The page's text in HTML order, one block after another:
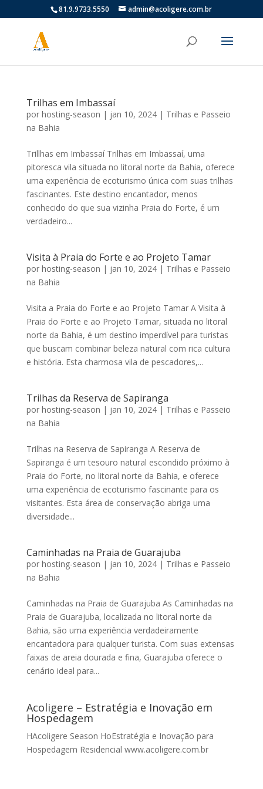
81.9.9733.5550 admin@acoligere.com.br
Trilhas em Imbassaí
por hosting-season | jan 10, 2024| Trilhas e Passeio
na Bahia
Trillhas em Imbassaí Trilhas em Imbassaí, uma
pitoresca vila situada no litoral norte da Bahia, oferece
uma experiência de ecoturismo única com suas trilhas
fascinantes. Este destino encantador, menos
conhecido do que sua vizinha Praia do Forte, é um
verdadeiro...
Visita à Praia do Forte e ao Projeto Tamar
por hosting-season | jan 10, 2024| Trilhas e Passeio
na Bahia
Visita a Praia do Forte e ao Projeto Tamar A Visita à
Praia do Forte e ao Projeto Tamar, situada no litoral
norte da Bahia, é um destino imperdível para turistas
que buscam combinar beleza natural com rica cultura
e história. Esta charmosa vila de pescadores,...
Trilhas da Reserva de Sapiranga
por hosting-season | jan 10, 2024| Trilhas e Passeio
na Bahia
Trilhas na Reserva de Sapiranga A Reserva de
Sapiranga é um tesouro natural escondido próximo à
Praia do Forte, no litoral norte da Bahia, e oferece
uma experiência de ecoturismo fascinante para os
visitantes. Esta área de conservação abriga uma
diversidade...
Caminhadas na Praia de Guarajuba
por hosting-season | jan 10, 2024| Trilhas e Passeio
na Bahia
Caminhadas na Praia de Guarajuba As Caminhadas na
Praia de Guarajuba, localizada no litoral norte da
Bahia, são uma experiência verdadeiramente
encantadora para qualquer turista. Com suas extensas
faixas de areia dourada e fina, Guarajuba oferece o
cenário ideal para...
Acoligere – Estratégia e Inovação em
Hospedagem
HAcoligere Season HoEstratégia e Inovação para
Hospedagem Residencial www.acoligere.com.br